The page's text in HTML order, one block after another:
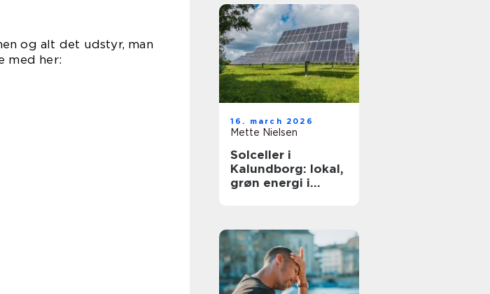
og alt det udstyr, man
med her:
16. march 2026
Mette Nielsen
Solceller i
Kalundborg: lokal,
grøn energi i